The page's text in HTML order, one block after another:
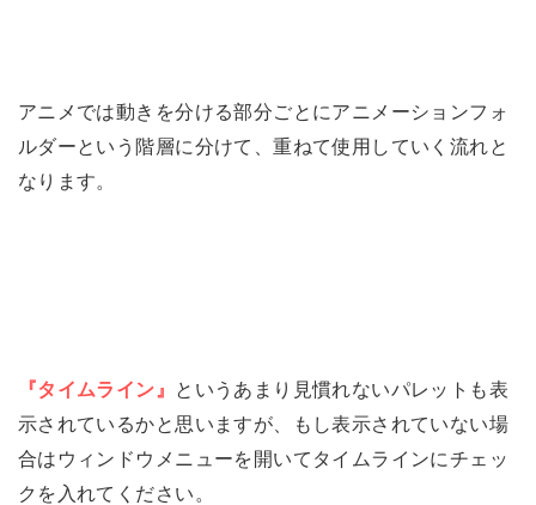
アニメでは動きを分ける部分ごとにアニメーションフォ
ルダーという階層に分けて、重ねて使用していく流れと
なります。
『タイムライン』
というあまり見慣れないパレットも表
示されているかと思いますが、もし表示されていない場
合はウィンドウメニューを開いてタイムラインにチェッ
クを入れてください。